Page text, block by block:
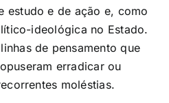
estudo e de ação e, como
ideológica no Estado.
de pensamento que
erradicar ou
moléstias.